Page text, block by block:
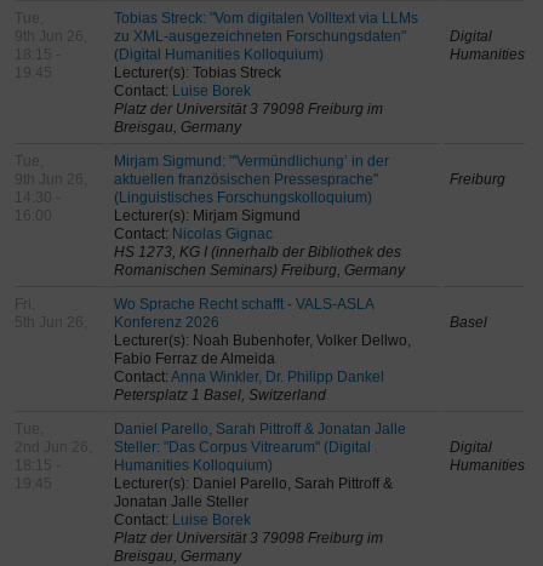
Tue,
9th Jun 26,
18:15 -
19:45
Tobias Streck: "Vom digitalen Volltext via LLMs
zu XML-ausgezeichneten Forschungsdaten"
(Digital Humanities Kolloquium)
Lecturer(s): Tobias Streck
Contact: Luise Borek
Platz der Universität 3 79098 Freiburg im
Breisgau, Germany
Digital
Humanities
Tue,
9th Jun 26,
14:30 -
16:00
Mirjam Sigmund: "'Vermündlichung’ in der
aktuellen französischen Pressesprache"
(Linguistisches Forschungskolloquium)
Lecturer(s): Mirjam Sigmund
Contact: Nicolas Gignac
HS 1273, KG I (innerhalb der Bibliothek des
Romanischen Seminars) Freiburg, Germany
Freiburg
Fri,
5th Jun 26,
Wo Sprache Recht schafft - VALS-ASLA
Konferenz 2026
Lecturer(s): Noah Bubenhofer, Volker Dellwo,
Fabio Ferraz de Almeida
Contact: Anna Winkler, Dr. Philipp Dankel
Petersplatz 1 Basel, Switzerland
Basel
Tue,
2nd Jun 26,
18:15 -
19:45
Daniel Parello, Sarah Pittroff & Jonatan Jalle
Steller: "Das Corpus Vitrearum" (Digital
Humanities Kolloquium)
Lecturer(s): Daniel Parello, Sarah Pittroff &
Jonatan Jalle Steller
Contact: Luise Borek
Platz der Universität 3 79098 Freiburg im
Breisgau, Germany
Digital
Humanities